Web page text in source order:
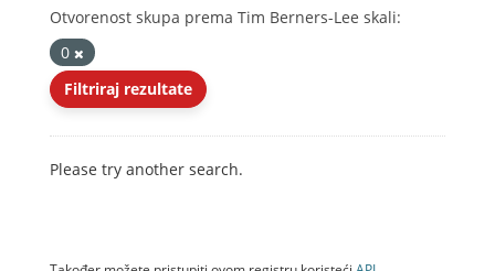
Otvorenost skupa prema Tim Berners-Lee skali:
0
Filtriraj rezultate
Please try another search.